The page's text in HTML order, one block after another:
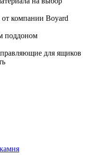
компании Boyard
поддоном
для ящиков